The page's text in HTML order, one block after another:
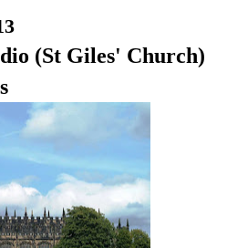
(St Giles' Church)